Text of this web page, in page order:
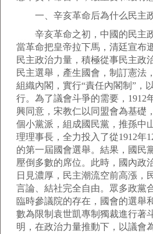
一、辛亥革命后為什么民主
辛亥革命之初，中國的民主政
當革命把皇帝拉下馬，清廷宣布
民主政治力量，積極從事民主政
民主選舉，產生國會，制訂憲法
組織內閣，實行“責任內閣制”，
行。為了議會斗爭的需要，1912
興同意，宋教仁以同盟會為基礎
個小黨派，組成國民黨，推孫中
理理事長，全力投入了從1912年
的第一屆國會選舉。結果，國民
壓倒多數的席位。此時，國內政
日見濃厚，民主潮流空前高漲，
言論、結社完全自由。眾多政黨
臨時參議院的存在，國會的選舉
數為限制袁世凱專制獨裁進行著
明，在政治力量推動下，以議會